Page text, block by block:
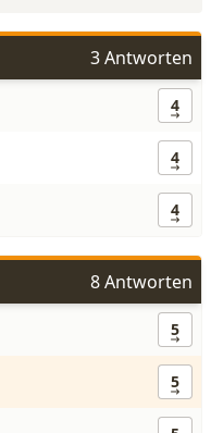
3 Antworten
4
4
4
8 Antworten
5
5